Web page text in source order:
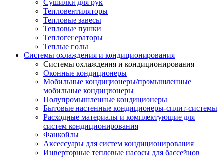
Сушилки для рук
Тепловентиляторы
Тепловые завесы
Тепловые пушки
Теплогенераторы
Теплые полы
Системы охлаждения и кондиционирования
Системы охлаждения и кондиционирования
Оконные кондиционеры
Мобильные кондиционеры/промышленные
мобильные кондиционеры
Полупромышленные кондиционеры
Бытовые настенные кондиционеры-сплит-системы
Расходные материалы и комплектующие для
систем кондиционирования
Фанкойлы
Аксессуары для систем кондиционирования
Инверторные тепловые насосы для бассейнов